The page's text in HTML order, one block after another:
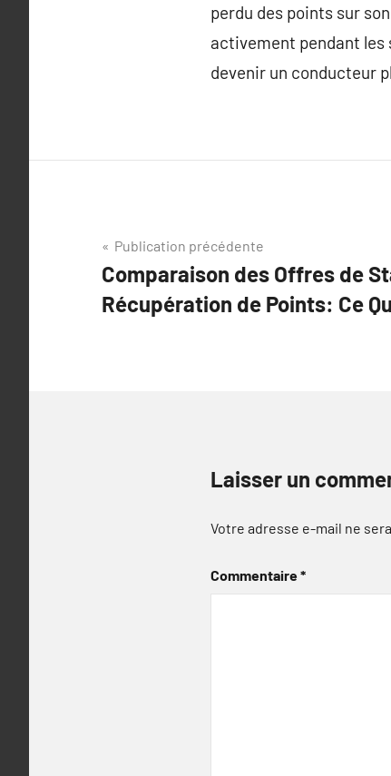
perdu des points sur
activement pendant les
devenir un conducteur
Navigation
de
l’article
Publication précédente
Comparaison des Offres de
Récupération de Points: Ce
Laisser un
Votre adresse e-mail ne
Commentaire*